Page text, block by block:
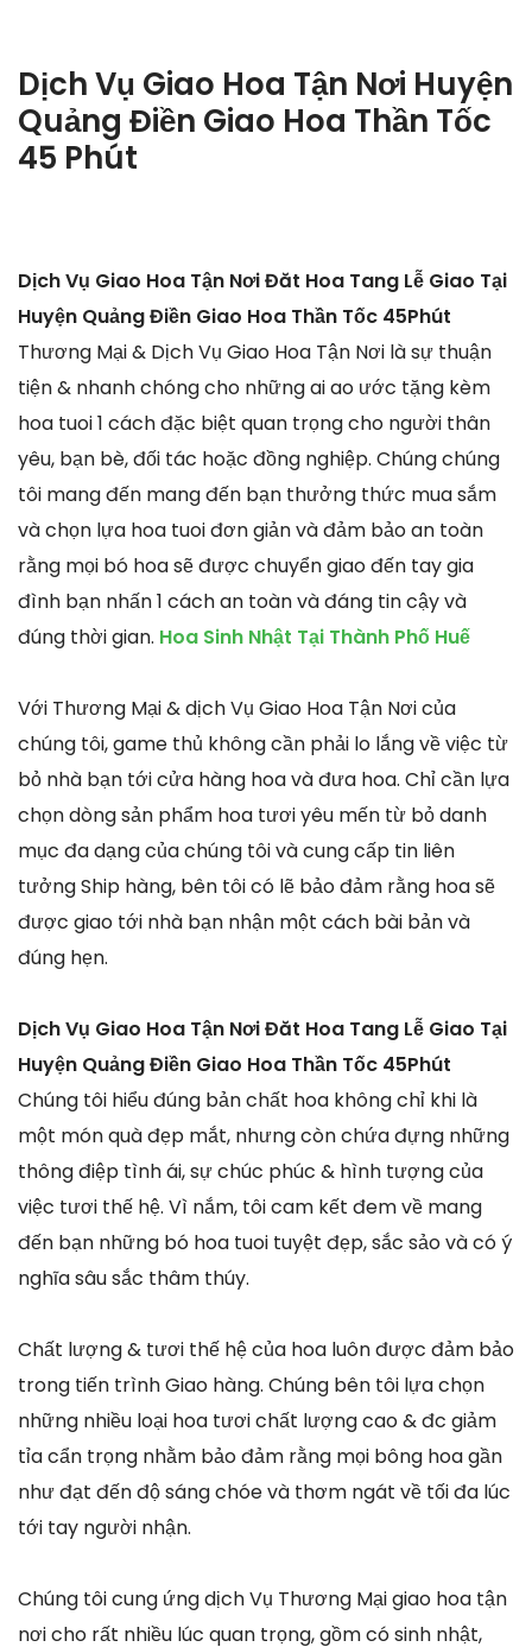
Dịch Vụ Giao Hoa Tận Nơi Huyện
Quảng Điền Giao Hoa Thần Tốc
45 Phút
Dịch Vụ Giao Hoa Tận Nơi Đăt Hoa Tang Lễ Giao Tại
Huyện Quảng Điền Giao Hoa Thần Tốc 45Phút
Thương Mại & Dịch Vụ Giao Hoa Tận Nơi là sự thuận
tiện & nhanh chóng cho những ai ao ước tặng kèm
hoa tuoi 1 cách đặc biệt quan trọng cho người thân
yêu, bạn bè, đối tác hoặc đồng nghiệp. Chúng chúng
tôi mang đến mang đến bạn thưởng thức mua sắm
và chọn lựa hoa tuoi đơn giản và đảm bảo an toàn
rằng mọi bó hoa sẽ được chuyển giao đến tay gia
đình bạn nhấn 1 cách an toàn và đáng tin cậy và
đúng thời gian. Hoa Sinh Nhật Tại Thành Phố Huế
Với Thương Mại & dịch Vụ Giao Hoa Tận Nơi của
chúng tôi, game thủ không cần phải lo lắng về việc từ
bỏ nhà bạn tới cửa hàng hoa và đưa hoa. Chỉ cần lựa
chọn dòng sản phẩm hoa tươi yêu mến từ bỏ danh
mục đa dạng của chúng tôi và cung cấp tin liên
tưởng Ship hàng, bên tôi có lẽ bảo đảm rằng hoa sẽ
được giao tới nhà bạn nhận một cách bài bản và
đúng hẹn.
Dịch Vụ Giao Hoa Tận Nơi Đăt Hoa Tang Lễ Giao Tại
Huyện Quảng Điền Giao Hoa Thần Tốc 45Phút
Chúng tôi hiểu đúng bản chất hoa không chỉ khi là
một món quà đẹp mắt, nhưng còn chứa đựng những
thông điệp tình ái, sự chúc phúc & hình tượng của
việc tươi thế hệ. Vì nắm, tôi cam kết đem về mang
đến bạn những bó hoa tuoi tuyệt đẹp, sắc sảo và có ý
nghĩa sâu sắc thâm thúy.
Chất lượng & tươi thế hệ của hoa luôn được đảm bảo
trong tiến trình Giao hàng. Chúng bên tôi lựa chọn
những nhiều loại hoa tươi chất lượng cao & đc giảm
tỉa cẩn trọng nhằm bảo đảm rằng mọi bông hoa gần
như đạt đến độ sáng chóe và thơm ngát về tối đa lúc
tới tay người nhận.
Chúng tôi cung ứng dịch Vụ Thương Mại giao hoa tận
nơi cho rất nhiều lúc quan trọng, gồm có sinh nhật,